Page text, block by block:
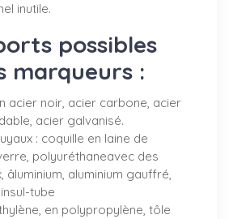
inutile.
possibles
marqueurs :
acier noir, acier carbone, acier
acier galvanisé.
: coquille en laine de
polyuréthaneavec des
âluminium, aluminium gauffré,
tube
en polypropylène, tôle